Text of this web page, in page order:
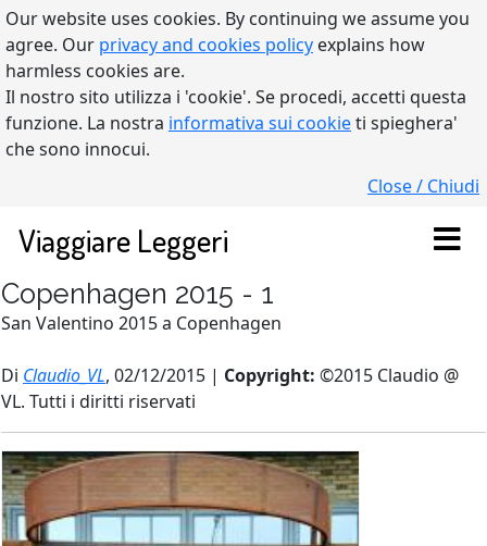
Our website uses cookies. By continuing we assume you
agree. Our privacy and cookies policy explains how
harmless cookies are.
Il nostro sito utilizza i 'cookie'. Se procedi, accetti questa
funzione. La nostra informativa sui cookieti spieghera'
che sono innocui.
Close / Chiudi
Viaggiare Leggeri
Copenhagen 2015 - 1
San Valentino 2015 a Copenhagen
Di Claudio_VL, 02/12/2015 | Copyright: ©2015 Claudio @
VL. Tutti i diritti riservati